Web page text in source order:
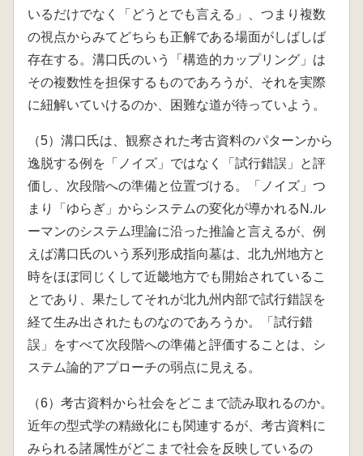
いるだけでなく「どうとでも言える」、つまり複数
の視点からみてどちらも正解である場面がしばしば
存在する。溝口氏のいう「構造的カップリング」は
その複数性を担保するものであろうが、それを実際
に紐解いていけるのか、困難な道が待っていよう。
（5）溝口氏は、観察された考古資料のパターンから
逸脱する例を「ノイズ」ではなく「試行錯誤」と評
価し、次段階への準備と位置づける。「ノイズ」つ
まり「ゆらぎ」からシステムの変化が導かれるN.ル
ーマンのシステム理論に沿った推論と言えるが、例
えば溝口氏のいう系列形成指向墓は、北九州地方と
時をほぼ同じくして近畿地方でも開始されているこ
とであり、果たしてそれが北九州内部で試行錯誤を
経て生み出されたものなのであろうか。「試行錯
誤」をすべて次段階への準備と評価することは、シ
ステム論的アプローチの弱点に見える。
（6）考古資料から社会をどこまで読み取れるのか。
近年の型式学の精緻化にも関連するが、考古資料に
みられる諸属性がどこまで社会を反映しているの